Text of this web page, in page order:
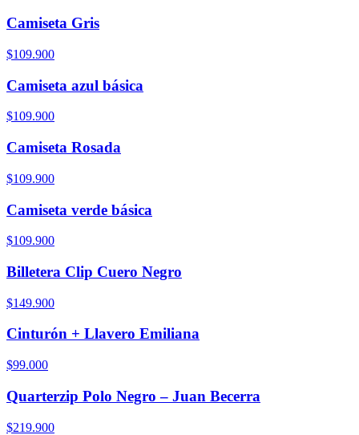
Camiseta Gris
$109.900
Camiseta azul básica
$109.900
Camiseta Rosada
$109.900
Camiseta verde básica
$109.900
Billetera Clip Cuero Negro
$149.900
Cinturón + Llavero Emiliana
$99.000
Quarterzip Polo Negro – Juan Becerra
$219.900